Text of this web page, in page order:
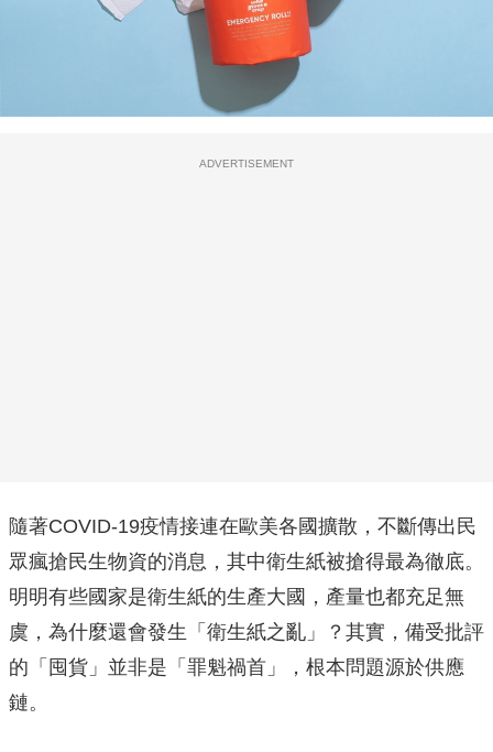
ADVERTISEMENT
隨著COVID-19疫情接連在歐美各國擴散，不斷傳出民
眾瘋搶民生物資的消息，其中衛生紙被搶得最為徹底。
明明有些國家是衛生紙的生產大國，產量也都充足無
虞，為什麼還會發生「衛生紙之亂」？其實，備受批評
的「囤貨」並非是「罪魁禍首」，根本問題源於供應
鏈。